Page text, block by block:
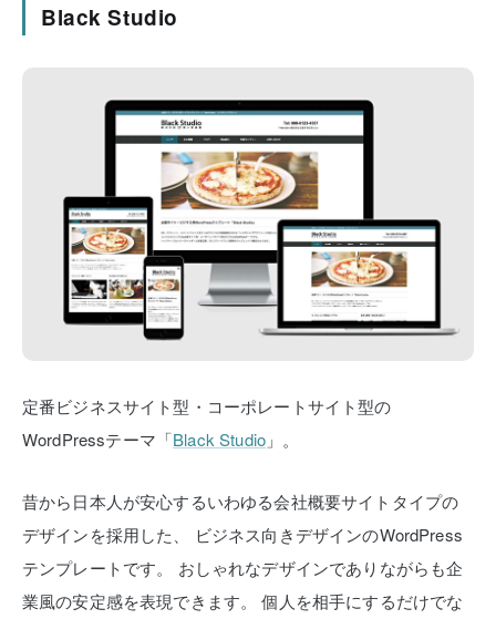
Black Studio
定番ビジネスサイト型・コーポレートサイト型の
WordPressテーマ「Black Studio 」。
昔から日本人が安心するいわゆる会社概要サイトタイプの
デザインを採用した、
ビジネス向きデザインのWordPress
テンプレートです。
おしゃれなデザインでありながらも企
業風の安定感を表現できます。
個人を相手にするだけでな